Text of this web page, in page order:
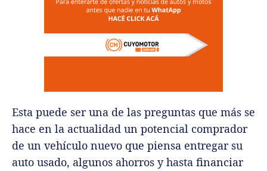
Esta puede ser una de las preguntas que más se
hace en la actualidad un potencial comprador
de un vehículo nuevo que piensa entregar su
auto usado, algunos ahorros y hasta financiar